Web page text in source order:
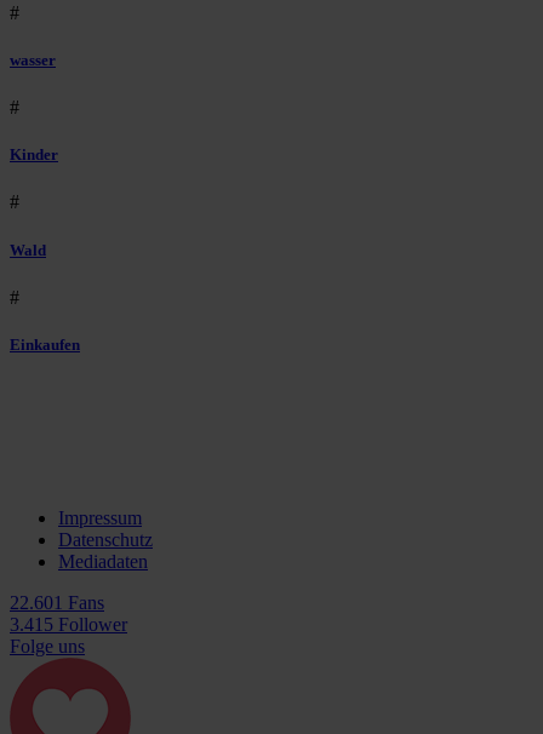
#
wasser
#
Kinder
#
Wald
#
Einkaufen
Impressum
Datenschutz
Mediadaten
22.601 Fans
3.415 Follower
Folge uns